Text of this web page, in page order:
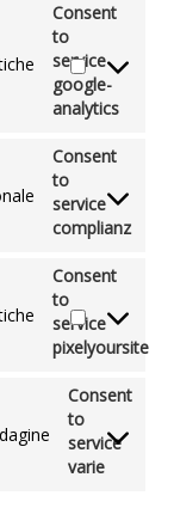
Consent
to
service
google-
analytics
Consent
to
service
complianz
Consent
to
service
pixelyoursite
Consent
to
service
varie